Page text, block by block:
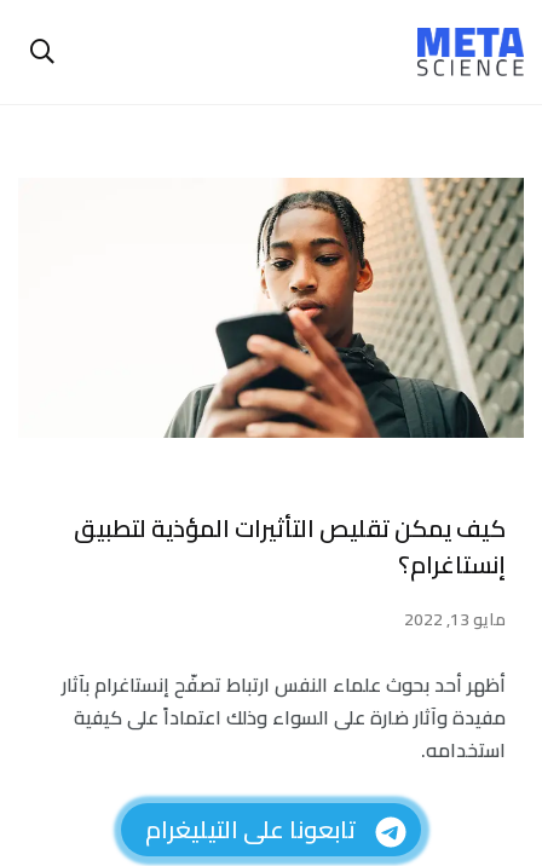
كيف يمكن تقليص التأثيرات المؤذية لتطبيق
إنستاغرام؟
مايو 13, 2022
أظهر أحد بحوث علماء النفس ارتباط تصفّح إنستاغرام بآثار
مفيدة وآثار ضارة على السواء وذلك اعتماداً على كيفية
استخدامه.
تابعونا على التيليغرام